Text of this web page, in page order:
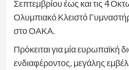
Σεπτεμβρίου έως και τις 4
Ολυμπιακό Κλειστό
στο ΟΑΚΑ.
Πρόκειται για μία ευρωπαϊκή
ενδιαφέροντος, μεγάλης